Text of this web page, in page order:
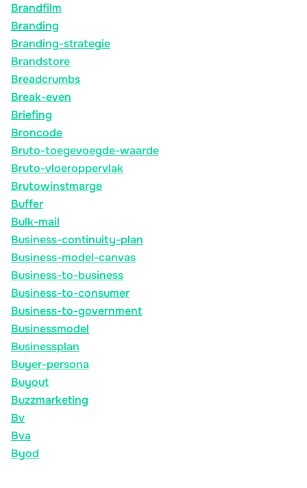
Brandfilm
Branding
Branding-strategie
Brandstore
Breadcrumbs
Break-even
Briefing
Broncode
Bruto-toegevoegde-waarde
Bruto-vloeroppervlak
Brutowinstmarge
Buffer
Bulk-mail
Business-continuity-plan
Business-model-canvas
Business-to-business
Business-to-consumer
Business-to-government
Businessmodel
Businessplan
Buyer-persona
Buyout
Buzzmarketing
Bv
Bva
Byod